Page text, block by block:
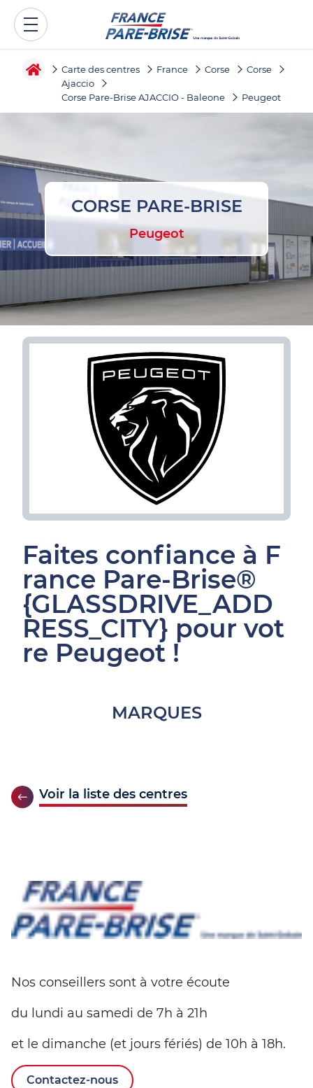
Carte des centres France Corse
Corse
Ajaccio
Corse Pare-Brise AJACCIO - Baleone
Peugeot
CORSE PARE-BRISE
Peugeot
Faites confiance à F
rance Pare-Brise®
{GLASSDRIVE_ADD
RESS_CITY} pour vot
re Peugeot !
MARQUES
Voir la liste des centres
Nos conseillers sont à votre écoute
du lundi au samedi de 7h à 21h
et le dimanche (et jours fériés) de 10h à 18h.
Contactez-nous